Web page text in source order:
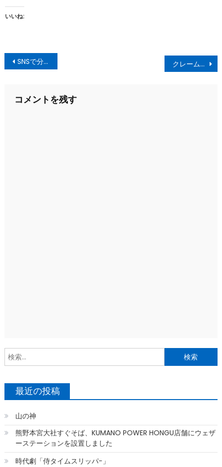
いいね:
投
稿
ビ
SNSで分かる、展示会出展者 クレーム？ご意見？
コメントを残す
最近の投稿
山の神
熊野本宮大社すぐそば、KUMANO POWER HONGU店舗にウェザ
ーステーションを設置しました
時代劇「侍タイムスリッパ−」